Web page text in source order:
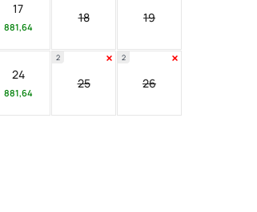
17
881,64
18 19
24
881,64
25
2
26
2